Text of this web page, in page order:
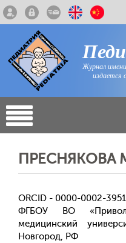
Журнал
издается
ПРЕСНЯКОВА
ORCID - 0000-0002-
ФГБОУ ВО
медицинский
Новгород, РФ